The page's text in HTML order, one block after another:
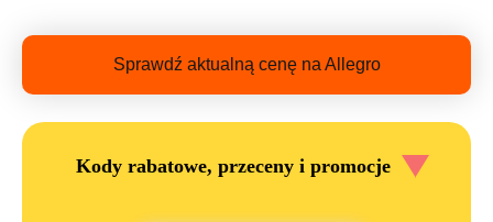
Sprawdź aktualną cenę na Allegro
Kody rabatowe, przeceny i promocje